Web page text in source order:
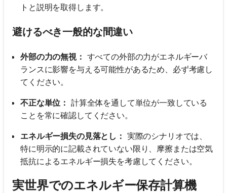
トと説明を取得します。
避けるべき一般的な間違い
外部の力の無視： すべての外部の力がエネルギーバ
ランスに影響を与える可能性があるため、必ず考慮し
てください。
不正な単位： 計算全体を通して単位が一致している
ことを常に確認してください。
エネルギー損失の見落とし： 実際のシナリオでは、
特に明示的に記載されていない限り、摩擦または空気
抵抗によるエネルギー損失を考慮してください。
実世界でのエネルギー保存計算機